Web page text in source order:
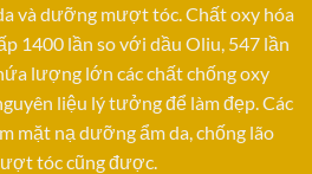
và dưỡng mượt tóc. Chất oxy hóa
1400 lần so với dầu Oliu, 547 lần
lượng lớn các chất chống oxy
liệu lý tưởng để làm đẹp. Các
mặt nạ dưỡng ẩm da, chống lão
tóc cũng được.